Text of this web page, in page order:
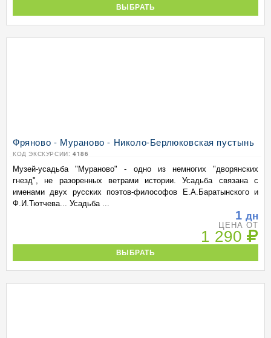
ВЫБРАТЬ
Фряново - Мураново - Николо-Берлюковская пустынь
КОД ЭКСКУРСИИ: 4186
Музей-усадьба "Мураново" - одно из немногих "дворянских
гнезд", не разоренных ветрами истории. Усадьба связана с
именами двух русских поэтов-философов Е.А.Баратынского и
Ф.И.Тютчева... Усадьба ...
1 дн
ЦЕНА ОТ
1 290
ВЫБРАТЬ